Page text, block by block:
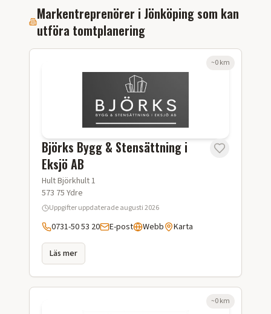
Markentreprenörer i Jönköping som kan
utföra tomtplanering
Björks Bygg & Stensättning i
Eksjö AB
Hult Björkhult 1
573 75 Ydre
Uppgifter uppdateradeaugusti 2026
0731-50 53 20 E-post Webb Karta
Läs mer
~0km
~0km